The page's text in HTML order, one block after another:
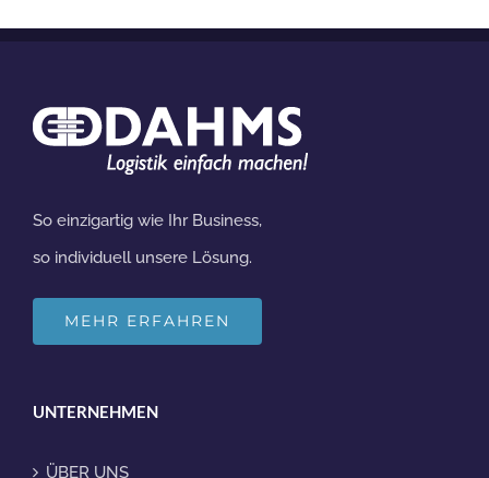
So einzigartig wie Ihr Business,
so individuell unsere Lösung.
MEHR ERFAHREN
UNTERNEHMEN
ÜBER UNS